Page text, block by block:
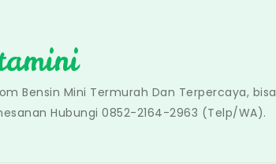
Bensin Mini Termurah Dan Terpercaya, bisa
Hubungi 0852-2164-2963 (Telp/WA).